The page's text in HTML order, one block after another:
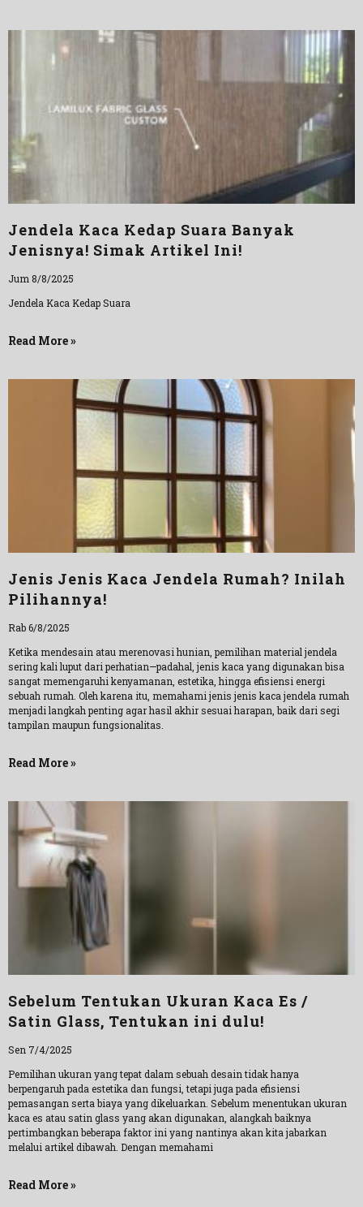
Jendela Kaca Kedap Suara Banyak
Jenisnya! Simak Artikel Ini!
Jum 8/8/2025
Jendela Kaca Kedap Suara
Read More »
Jenis Jenis Kaca Jendela Rumah? Inilah
Pilihannya!
Rab 6/8/2025
Ketika mendesain atau merenovasi hunian, pemilihan material jendela
sering kali luput dari perhatian—padahal, jenis kaca yang digunakan bisa
sangat memengaruhi kenyamanan, estetika, hingga efisiensi energi
sebuah rumah. Oleh karena itu, memahami jenis jenis kaca jendela rumah
menjadi langkah penting agar hasil akhir sesuai harapan, baik dari segi
tampilan maupun fungsionalitas.
Read More »
Sebelum Tentukan Ukuran Kaca Es /
Satin Glass, Tentukan ini dulu!
Sen 7/4/2025
Pemilihan ukuran yang tepat dalam sebuah desain tidak hanya
berpengaruh pada estetika dan fungsi, tetapi juga pada efisiensi
pemasangan serta biaya yang dikeluarkan. Sebelum menentukan ukuran
kaca es atau satin glass yang akan digunakan, alangkah baiknya
pertimbangkan beberapa faktor ini yang nantinya akan kita jabarkan
melalui artikel dibawah. Dengan memahami
Read More »